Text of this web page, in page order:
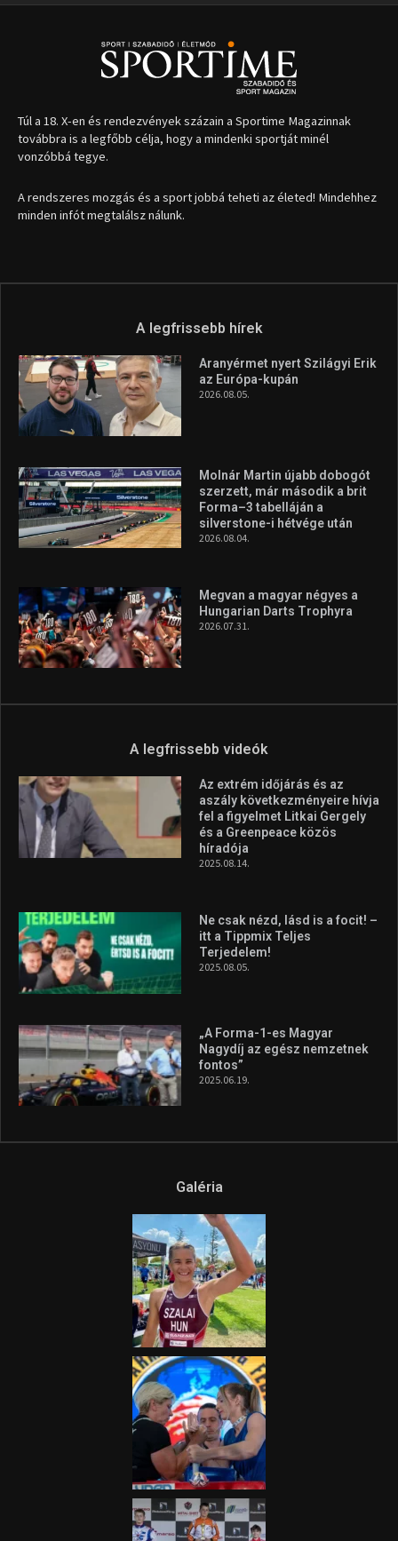
Túl a 18. X-en és rendezvények százain a Sportime Magazinnak
továbbra is a legfőbb célja, hogy a mindenki sportját minél
vonzóbbá tegye.
A rendszeres mozgás és a sport jobbá teheti az életed! Mindehhez
minden infót megtalálsz nálunk.
A legfrissebb hírek
Aranyérmet nyert Szilágyi Erik
az Európa-kupán
2026.08.05.
Molnár Martin újabb dobogót
szerzett, már második a brit
Forma–3 tabelláján a
silverstone-i hétvége után
2026.08.04.
Megvan a magyar négyes a
Hungarian Darts Trophyra
2026.07.31.
A legfrissebb videók
Az extrém időjárás és az
aszály következményeire hívja
fel a figyelmet Litkai Gergely
és a Greenpeace közös
híradója
2025.08.14.
Ne csak nézd, lásd is a focit! –
itt a Tippmix Teljes
Terjedelem!
2025.08.05.
„A Forma-1-es Magyar
Nagydíj az egész nemzetnek
fontos”
2025.06.19.
Galéria